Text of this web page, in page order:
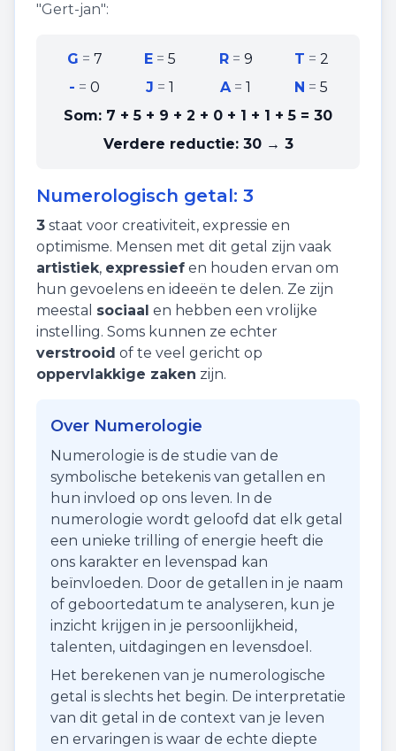
"Gert-jan":
G = 7 E =5 R= 9 T = 2
- =0 J =1 A=1 N =5
Som: 7 + 5 + 9 + 2 + 0 + 1 + 1 + 5 = 30
Verdere reductie: 30 → 3
Numerologisch getal: 3
3 staat voor creativiteit, expressie en
optimisme. Mensen met dit getal zijn vaak
artistiek, expressief en houden ervan om
hun gevoelens en ideeën te delen. Ze zijn
meestal sociaal en hebben een vrolijke
instelling. Soms kunnen ze echter
verstrooid of te veel gericht op
oppervlakkige zaken zijn.
Over Numerologie
Numerologie is de studie van de
symbolische betekenis van getallen en
hun invloed op ons leven. In de
numerologie wordt geloofd dat elk getal
een unieke trilling of energie heeft die
ons karakter en levenspad kan
beïnvloeden. Door de getallen in je naam
of geboortedatum te analyseren, kun je
inzicht krijgen in je persoonlijkheid,
talenten, uitdagingen en levensdoel.
Het berekenen van je numerologische
getal is slechts het begin. De interpretatie
van dit getal in de context van je leven
en ervaringen is waar de echte diepte